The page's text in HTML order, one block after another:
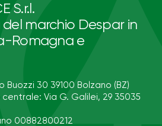
S.r.l.
marchio Despar in
Romagna e
Buozzi 30 39100 Bolzano (BZ)
Via G. Galilei, 29 35035
00882800212